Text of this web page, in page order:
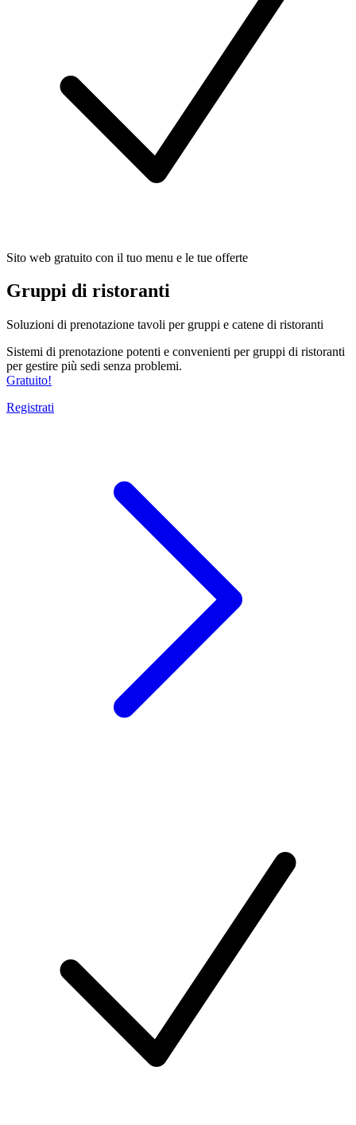
Sito web gratuito con il tuo menu e le tue offerte
Gruppi di ristoranti
Soluzioni di prenotazione tavoli per gruppi e catene di ristoranti
Sistemi di prenotazione potenti e convenienti per gruppi di ristoranti
per gestire più sedi senza problemi.
Gratuito!
Registrati